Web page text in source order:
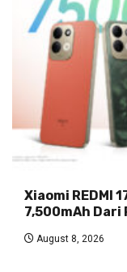
Xiaomi REDMI
7,500mAh Dari
August 8, 2026